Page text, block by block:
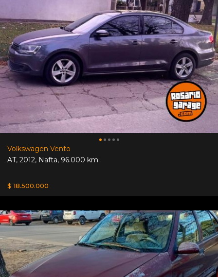
Volkswagen Vento
AT, 2012, Nafta, 96.000 km.
$ 18.500.000